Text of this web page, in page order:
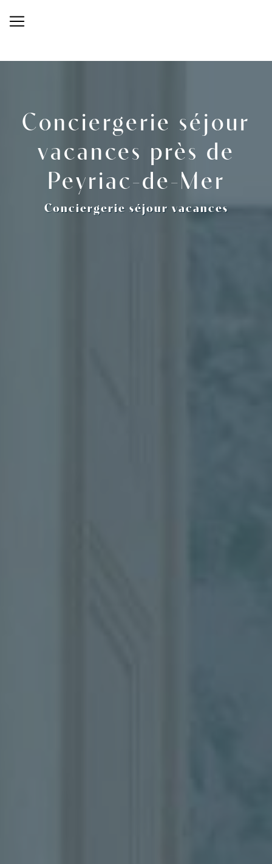
Conciergerie séjour
vacances près de
Peyriac-de-Mer
Conciergerie séjour vacances